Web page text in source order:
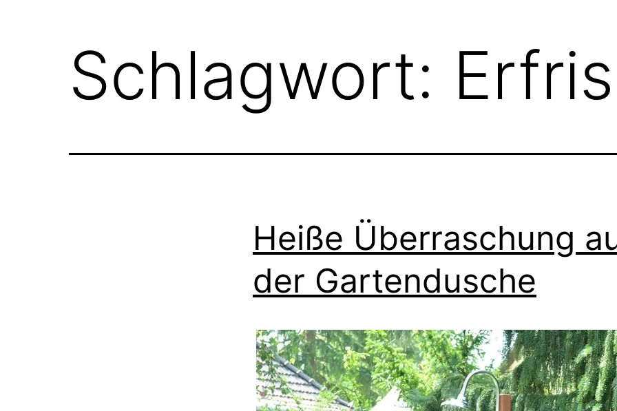
Schlagwort:
Heiße Überraschung
der Gartendusche